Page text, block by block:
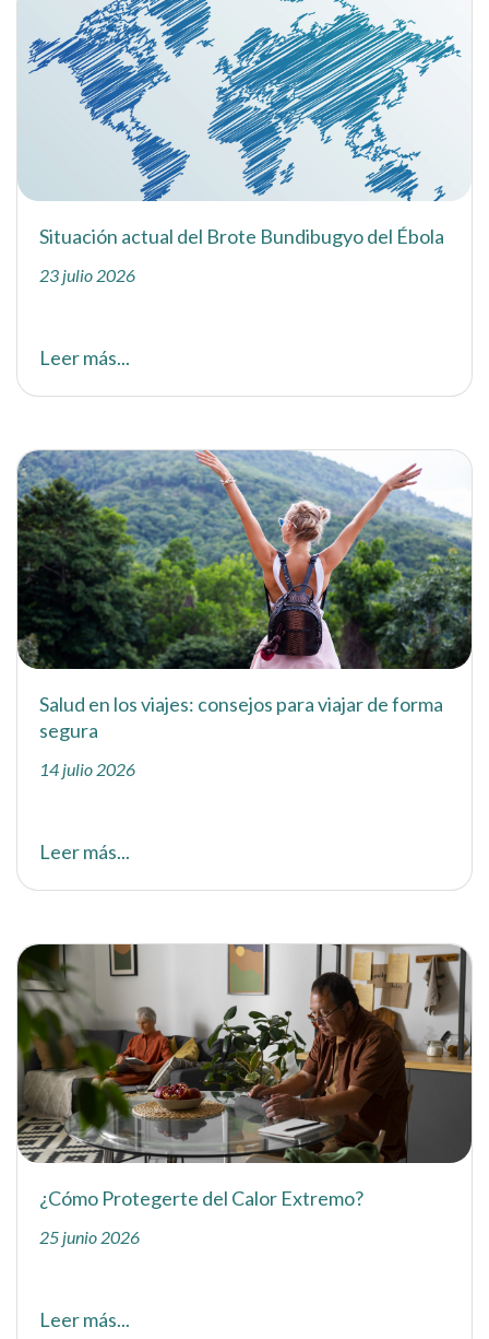
Situación actual del Brote Bundibugyo del Ébola
23 julio 2026
Leer más...
Salud en los viajes: consejos para viajar de forma
segura
14 julio 2026
Leer más...
¿Cómo Protegerte del Calor Extremo?
25 junio 2026
Leer más...